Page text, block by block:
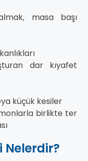
masa başı
dar kıyafet
küçük kesiler
birlikte ter
Nelerdir?